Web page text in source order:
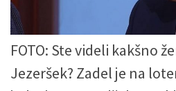
FOTO: Ste videli kakšno
Jezeršek? Zadel je na